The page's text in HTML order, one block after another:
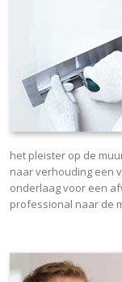
het pleister op de
naar verhouding een
onderlaag voor een
professional naar de